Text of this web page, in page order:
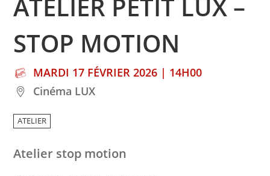
ATELIER PETIT LUX –
STOP MOTION
MARDI 17 FÉVRIER 2026 | 14H00
Cinéma LUX
ATELIER
Atelier stop motion